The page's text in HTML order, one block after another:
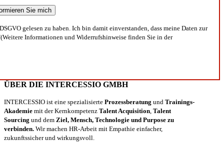
gelesen zu haben. Ich bin damit einverstanden, dass meine Daten zur
Informationen und Widerrufshinweise finden Sie in der
ÜBER DIE INTERCESSIO GMBH
INTERCESSIO ist eine spezialisierte Prozessberatung und Trainings-
Akademie mit der Kernkompetenz Talent Acquisition Talent
Sourcing und dem Ziel, Mensch, Technologie und Purpose zu
verbinden. Wir machen HR-Arbeit mit Empathie einfacher,
zukunftssicher und wirkungsvoll.